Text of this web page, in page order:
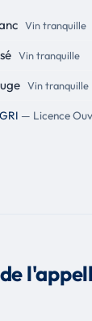
Vin tranquille
Vin tranquille
Vin tranquille
— Licence